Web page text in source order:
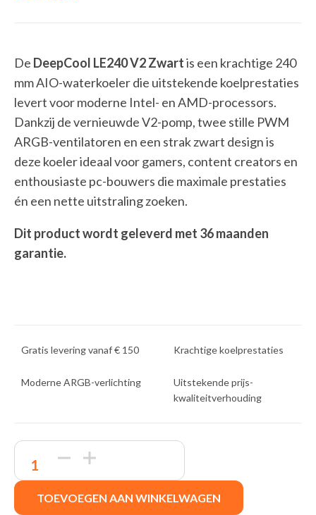
De DeepCool LE240 V2 Zwartis een krachtige 240
mm AIO-waterkoeler die uitstekende koelprestaties
levert voor moderne Intel- en AMD-processors.
Dankzij de vernieuwde V2-pomp, twee stille PWM
ARGB-ventilatoren en een strak zwart design is
deze koeler ideaal voor gamers, content creators en
enthousiaste pc-bouwers die maximale prestaties
én een nette uitstraling zoeken.
Dit product wordt geleverd met 36 maanden
garantie.
Gratis levering vanaf € 150 Krachtige koelprestaties
Moderne ARGB-verlichting
Uitstekende prijs-
kwaliteitverhouding
LE240
V2
quantity
TOEVOEGEN AAN WINKELWAGEN